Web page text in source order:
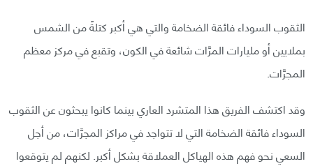
الثقوب السوداء فائقة الضخامة والتي هي أكبر كتلةً من الشمس
بملايين أو مليارات المرَّات شائعة في الكون، وتقبع في مركز معظم
المجرَّات.
وقد اكتشف الفريق هذا المتشرد العاري بينما كانوا يبحثون عن الثقوب
السوداء فائقة الضخامة التي لا تتواجد في مراكز المجرَّات، من أجل
السعي نحو فهم هذه الهياكل العملاقة بشكل أكبر. لكنهم لم يتوقعوا